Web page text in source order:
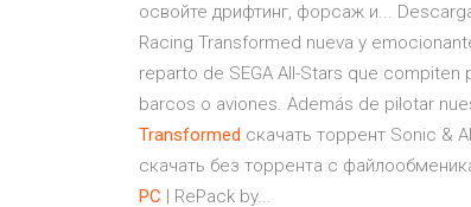
освойте дрифтинг, форсаж и...
Racing Transformed nueva y
reparto de SEGA All-Stars que
barcos o aviones. Además de pilotar
Transformed скачать торрент Sonic &
скачать без торрента с
PC | RePack by...